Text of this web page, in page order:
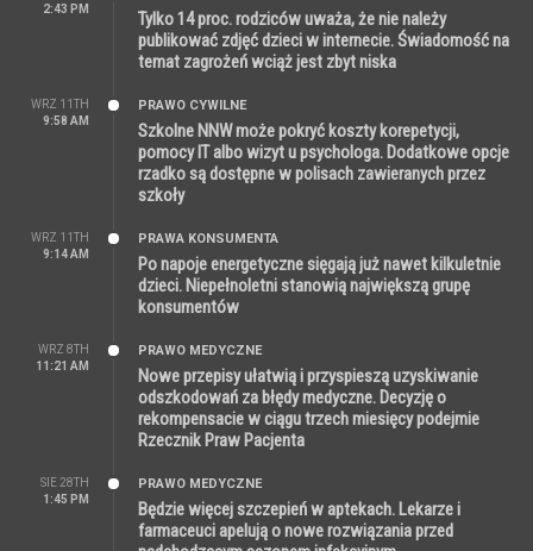
2:43 PM
Tylko 14 proc. rodziców uważa, że nie należy
publikować zdjęć dzieci w internecie. Świadomość na
temat zagrożeń wciąż jest zbyt niska
WRZ 11TH
9:58 AM
PRAWO CYWILNE
Szkolne NNW może pokryć koszty korepetycji,
pomocy IT albo wizyt u psychologa. Dodatkowe opcje
rzadko są dostępne w polisach zawieranych przez
szkoły
WRZ 11TH
9:14 AM
PRAWA KONSUMENTA
Po napoje energetyczne sięgają już nawet kilkuletnie
dzieci. Niepełnoletni stanowią największą grupę
konsumentów
WRZ 8TH
11:21 AM
PRAWO MEDYCZNE
Nowe przepisy ułatwią i przyspieszą uzyskiwanie
odszkodowań za błędy medyczne. Decyzję o
rekompensacie w ciągu trzech miesięcy podejmie
Rzecznik Praw Pacjenta
SIE 28TH
1:45 PM
PRAWO MEDYCZNE
Będzie więcej szczepień w aptekach. Lekarze i
farmaceuci apelują o nowe rozwiązania przed